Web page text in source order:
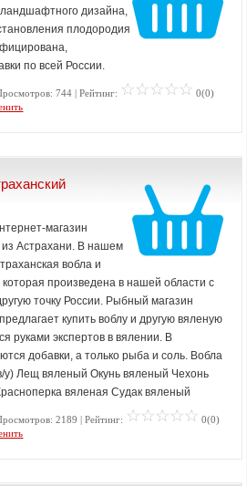
дизайна,
плодородия
по всей России.
744 | Рейтинг:
0(0)
магазин
Астрахани. В нашем
вобла и
произведена в нашей области с
точку России. Рыбный магазин
купить воблу и другую вяленую
руками экспертов в вялении. В
добавки, а только рыба и соль. Вобла
у) Лещ вяленый Окунь вяленый Чехонь
вяленая Судак вяленый
2189 | Рейтинг:
0(0)